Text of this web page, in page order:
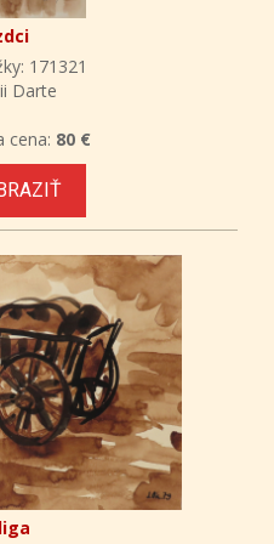
171321
Darte
cena: 80 €